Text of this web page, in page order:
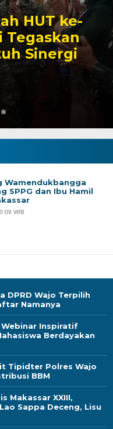
Wajo
DPRD Wajo Terpilih
Namanya
Webinar Inspiratif
Berdayakan
Tipidter Polres Wajo
BBM
Makassar XXIII,
Sappa Deceng, Lisu
Wamendukbangga
SPPG dan Ibu Hamil
WIB